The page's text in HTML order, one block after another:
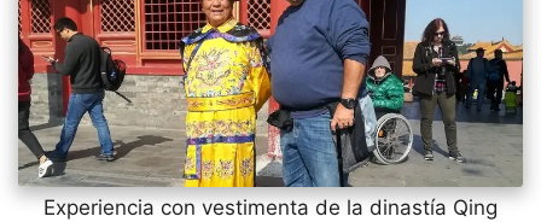
Experiencia con vestimenta de la dinastía Qing